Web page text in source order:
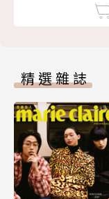
精選雜誌